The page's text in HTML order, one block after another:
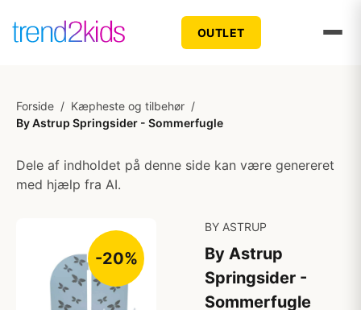
OUTLET
Forside / Kæpheste og tilbehør /
By Astrup Springsider - Sommerfugle
Dele af indholdet på denne side kan være genereret
med hjælp fra AI.
-20%
BY ASTRUP
By Astrup
Springsider -
Sommerfugle